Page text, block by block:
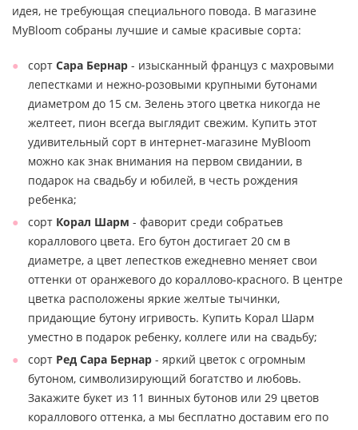
идея, не требующая специального повода. В магазине
MyBloom собраны лучшие и самые красивые сорта:
сорт Сара Бернар - изысканный француз с махровыми
лепестками и нежно-розовыми крупными бутонами
диаметром до 15 см. Зелень этого цветка никогда не
желтеет, пион всегда выглядит свежим. Купить этот
удивительный сорт в интернет-магазине MyBloom
можно как знак внимания на первом свидании, в
подарок на свадьбу и юбилей, в честь рождения
ребенка;
сорт Корал Шарм - фаворит среди собратьев
кораллового цвета. Его бутон достигает 20 см в
диаметре, а цвет лепестков ежедневно меняет свои
оттенки от оранжевого до кораллово-красного. В центре
цветка расположены яркие желтые тычинки,
придающие бутону игривость. Купить Корал Шарм
уместно в подарок ребенку, коллеге или на свадьбу;
сорт Ред Сара Бернар - яркий цветок с огромным
бутоном, символизирующий богатство и любовь.
Закажите букет из 11 винных бутонов или 29 цветов
кораллового оттенка, а мы бесплатно доставим его по